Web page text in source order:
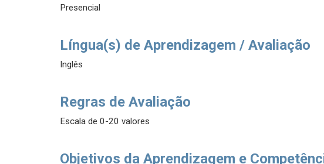
Presencial
Língua(s) de Aprendizagem / Avaliação
Inglês
Regras de Avaliação
Escala de 0-20 valores
Objetivos da Aprendizagem e